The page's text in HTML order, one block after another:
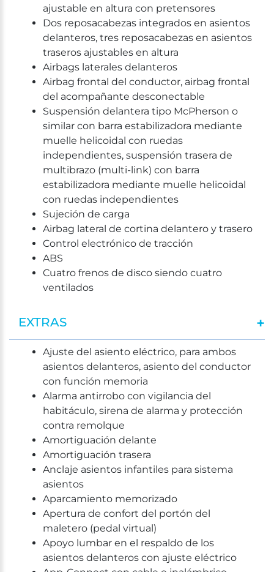
ajustable en altura con pretensores
Dos reposacabezas integrados en asientos
delanteros, tres reposacabezas en asientos
traseros ajustables en altura
Airbags laterales delanteros
Airbag frontal del conductor, airbag frontal
del acompañante desconectable
Suspensión delantera tipo McPherson o
similar con barra estabilizadora mediante
muelle helicoidal con ruedas
independientes, suspensión trasera de
multibrazo (multi-link) con barra
estabilizadora mediante muelle helicoidal
con ruedas independientes
Sujeción de carga
Airbag lateral de cortina delantero y trasero
Control electrónico de tracción
ABS
Cuatro frenos de disco siendo cuatro
ventilados
EXTRAS
Ajuste del asiento eléctrico, para ambos
asientos delanteros, asiento del conductor
con función memoria
Alarma antirrobo con vigilancia del
habitáculo, sirena de alarma y protección
contra remolque
Amortiguación delante
Amortiguación trasera
Anclaje asientos infantiles para sistema
asientos
Aparcamiento memorizado
Apertura de confort del portón del
maletero (pedal virtual)
Apoyo lumbar en el respaldo de los
asientos delanteros con ajuste eléctrico